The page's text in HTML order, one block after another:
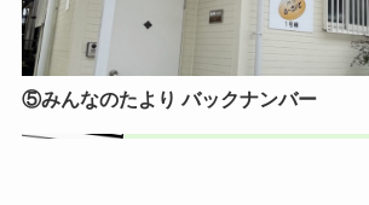
⑤みんなのたより バックナンバー